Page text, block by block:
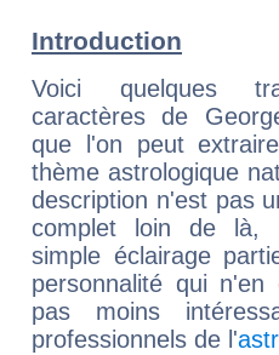
Introduction
Voici quelques
caractères de
que l'on peut
thème astrologique
description n'est pas
complet loin de là,
simple éclairage
personnalité qui n'en
pas moins
professionnels de l'